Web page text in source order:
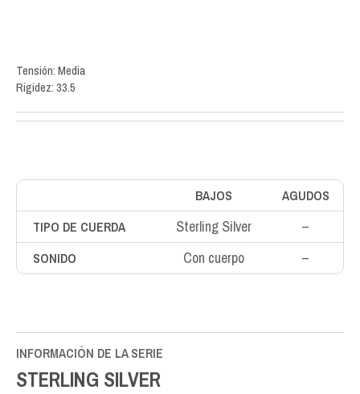
Tensión: Media
Rigidez: 33.5
BAJOS
AGUDOS
TIPO DE CUERDA
Sterling Silver –
SONIDO Con cuerpo –
INFORMACIÓN DE LA SERIE
STERLING SILVER